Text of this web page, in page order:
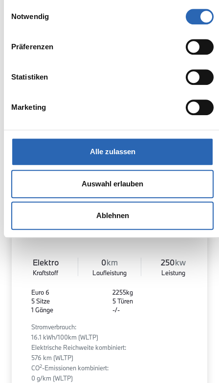
Notwendig
Präferenzen
Statistiken
Marketing
Alle zulassen
Auswahl erlauben
Ablehnen
i5 eDrive40 Touring 73.390,00€
Elektro
Kraftstoff
0km
Laufleistung
250kw
Leistung
Euro 6
5 Sitze
1 Gänge
2255kg
5 Türen
-/-
Stromverbrauch:
16.1 kWh/100km (WLTP)
Elektrische Reichweite kombiniert:
576 km (WLTP)
CO2-Emissionen kombiniert:
0 g/km (WLTP)